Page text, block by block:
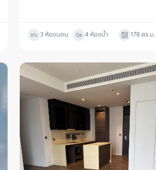
3 ห้องนอน 4 ห้องน้ำ 178 ตร.ม.